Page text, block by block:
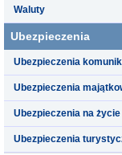
Waluty
Ubezpieczenia
Ubezpieczenia
Ubezpieczenia
Ubezpieczenia na życie
Ubezpieczenia